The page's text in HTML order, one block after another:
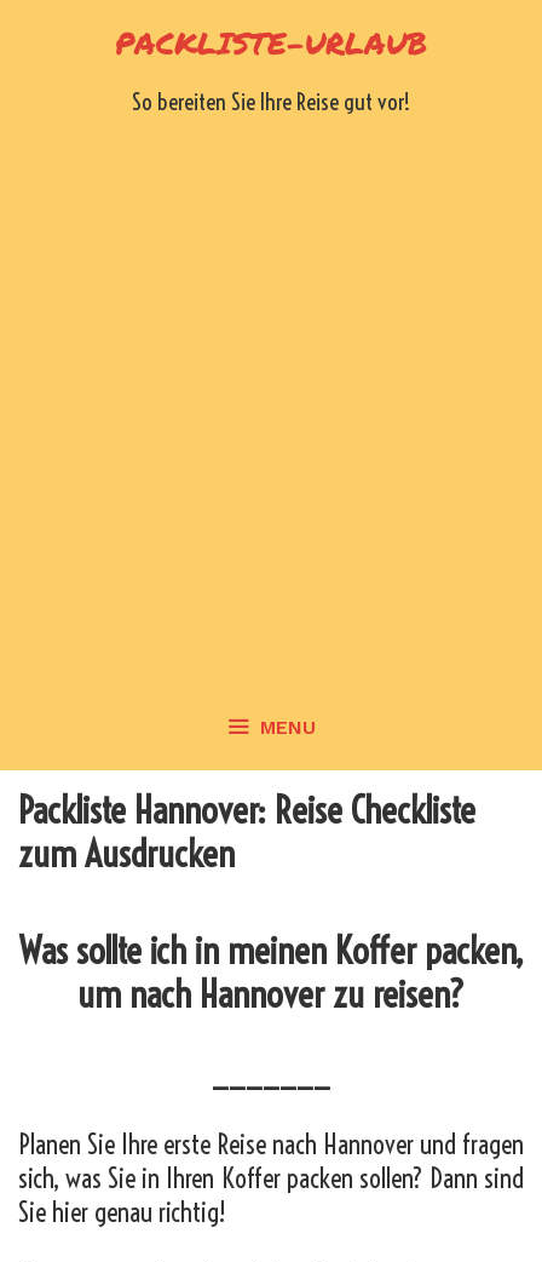
PACKLISTE-URLAUB
So bereiten Sie Ihre Reise gut vor!
MENU
Packliste Hannover: Reise Checkliste
zum Ausdrucken
Was sollte ich in meinen Koffer packen,
um nach Hannover zu reisen?
Planen Sie Ihre erste Reise nach Hannover und fragen
sich, was Sie in Ihren Koffer packen sollen? Dann sind
Sie hier genau richtig!